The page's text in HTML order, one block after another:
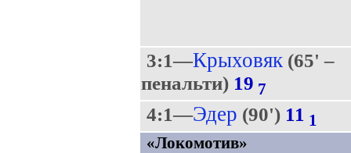
3:1—Крыховяк(65' –
пенальти) 19 7
4:1—Эдер (90') 11 1
«Локомотив»